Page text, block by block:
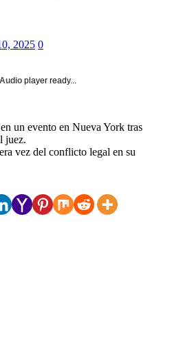
2025 0
player ready...
un evento en Nueva York tras
juez.
vez del conflicto legal en su